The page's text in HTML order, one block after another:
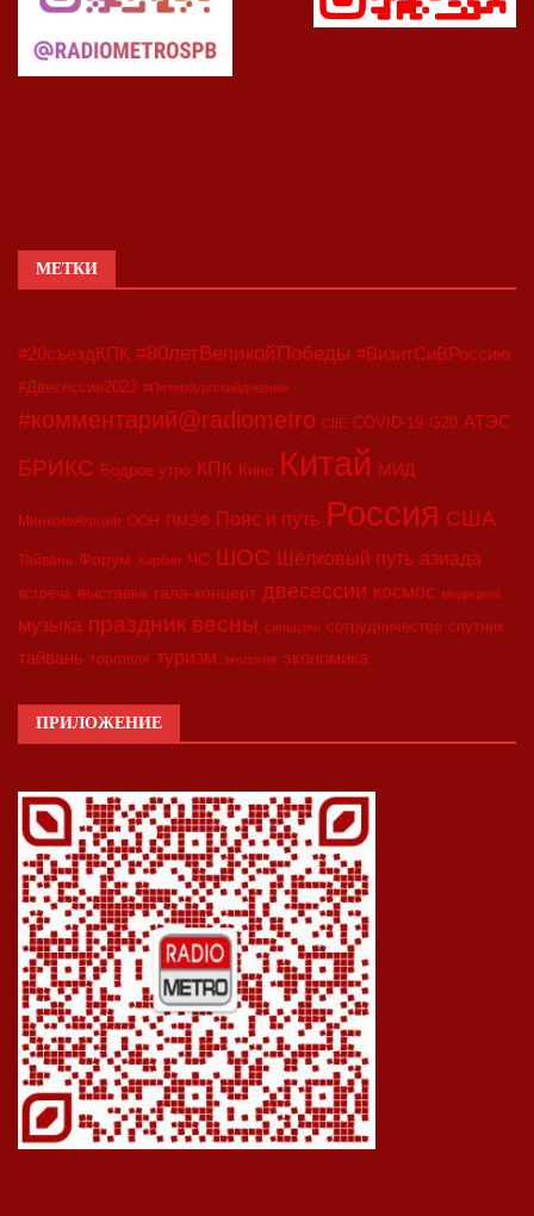
МЕТКИ
#20съездКПК #80летВеликойПобеды #ВизитСиВРоссию
#Двесессии2023 #Петербургскийдневник
#комментарий@radiometro CIIE COVID-19 G20 АТЭС
БРИКС Бодрое утро КПК Кино Китай МИД
Минкоммерции ООН ПМЭФ Пояс и путь Россия США
Тайвань Форум Харбин ЧС ШОС Шёлковый путь азиада
встреча выставка гала-концерт двесессии космос медицина
музыка праздник весны синьцзян сотрудничество спутник
тайвань торговля туризм экология экономика
ПРИЛОЖЕНИЕ